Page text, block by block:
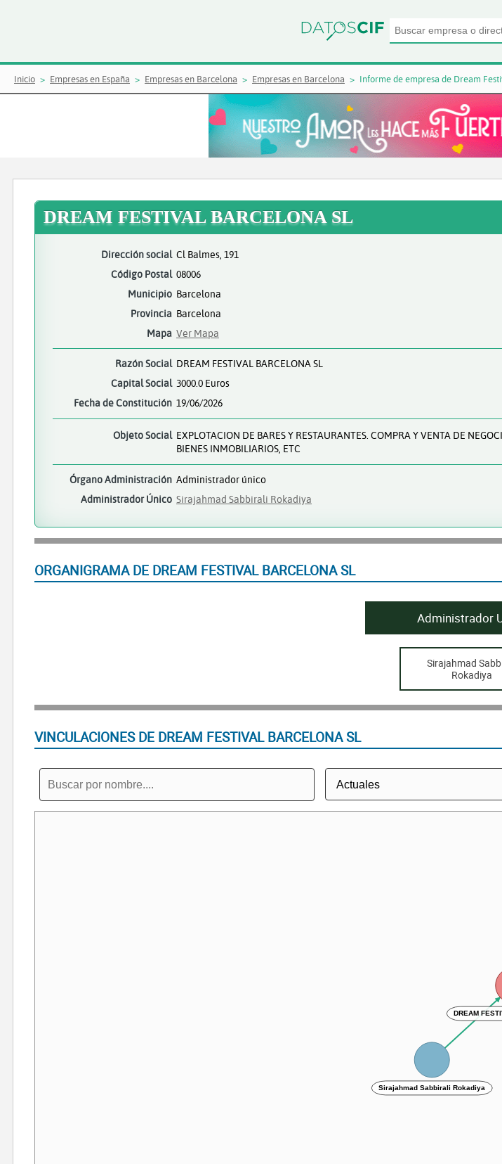
Inicio Empresas en España Empresas en Barcelona Empresas en Barcelona Informe de empresa de Dream
DREAM FESTIVAL BARCELONA SL
Dirección social Cl Balmes, 191
Código Postal 08006
Municipio Barcelona
Provincia Barcelona
Mapa Ver Mapa
Razón Social DREAM FESTIVAL BARCELONA SL
Capital Social 3000.0 Euros
Fecha de Constitución 19/06/2026
Objeto Social EXPLOTACION DE BARES Y RESTAURANTES. COMPRA Y VENTA DE
BIENES INMOBILIARIOS, ETC
Órgano Administración Administrador único
Administrador Único Sirajahmad Sabbirali Rokadiya
ORGANIGRAMA DE DREAM FESTIVAL BARCELONA SL
Administrador
Sirajahmad
Rokadiya
VINCULACIONES DE DREAM FESTIVAL BARCELONA SL
DREAM
Sirajahmad Sabbirali Rokadiya